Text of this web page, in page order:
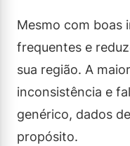
Mesmo com boas
frequentes e
sua região. A
inconsistência e
genérico, dados
propósito.